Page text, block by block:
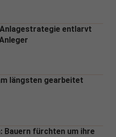
entlarvt
längsten gearbeitet
Bauern fürchten um ihre